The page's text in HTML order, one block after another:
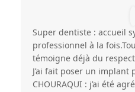
Super dentiste : accueil
professionnel à la
témoigne déjà du
J’ai fait poser un implant
CHOURAQUI : j’ai été